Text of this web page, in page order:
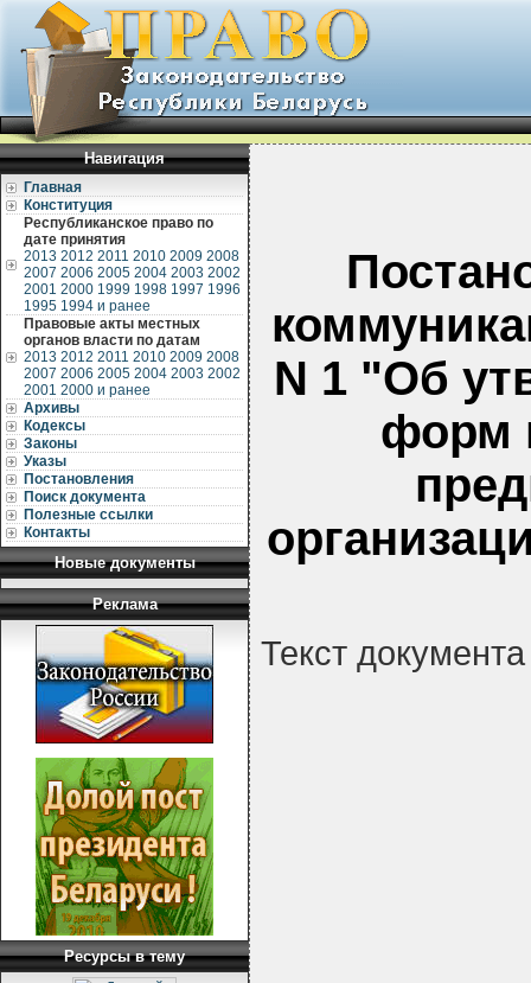
Навигация
Главная
Конституция
Республиканское право по
дате принятия
2013 2012 2011 2010 2009 2008
2007 2006 2005 2004 2003 2002
2001 2000 1999 1998 1997 1996
1995 1994 и ранее
Правовые акты местных
органов власти по датам
2013 2012 2011 2010 2009 2008
2007 2006 2005 2004 2003 2002
2001 2000 и ранее
Архивы
Кодексы
Законы
Указы
Постановления
Поиск документа
Полезные ссылки
Контакты
Новые документы
Реклама
Ресурсы в тему
N 1 "Об
форм
Текст